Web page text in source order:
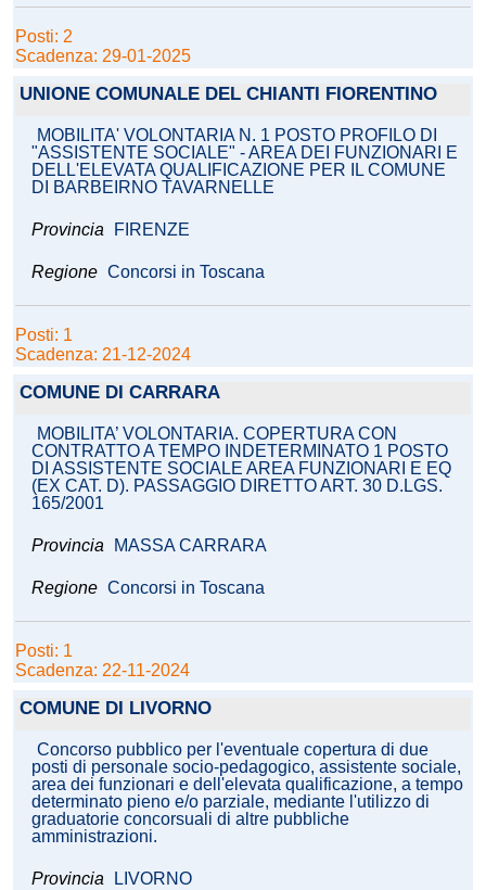
Posti: 2
Scadenza: 29-01-2025
UNIONE COMUNALE DEL CHIANTI FIORENTINO
MOBILITA' VOLONTARIA N. 1 POSTO PROFILO DI
"ASSISTENTE SOCIALE" - AREA DEI FUNZIONARI E
DELL'ELEVATA QUALIFICAZIONE PER IL COMUNE
DI BARBEIRNO TAVARNELLE
Provincia FIRENZE
Regione Concorsi in Toscana
Posti: 1
Scadenza: 21-12-2024
COMUNE DI CARRARA
MOBILITA’ VOLONTARIA. COPERTURA CON
CONTRATTO A TEMPO INDETERMINATO 1 POSTO
DI ASSISTENTE SOCIALE AREA FUNZIONARI E EQ
(EX CAT. D). PASSAGGIO DIRETTO ART. 30 D.LGS.
165/2001
Provincia MASSA CARRARA
Regione Concorsi in Toscana
Posti: 1
Scadenza: 22-11-2024
COMUNE DI LIVORNO
Concorso pubblico per l'eventuale copertura di due
posti di personale socio-pedagogico, assistente sociale,
area dei funzionari e dell'elevata qualificazione, a tempo
determinato pieno e/o parziale, mediante l'utilizzo di
graduatorie concorsuali di altre pubbliche
amministrazioni.
Provincia LIVORNO